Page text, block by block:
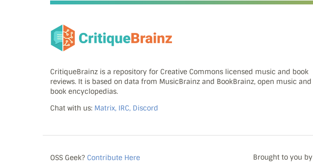
CritiqueBrainz is a repository for Creative Commons licensed music and book
reviews. It is based on data from MusicBrainz and BookBrainz, open music and
book encyclopedias.
Chat with us: Matrix, IRC, Discord
OSS Geek? Contribute Here Brought to you by